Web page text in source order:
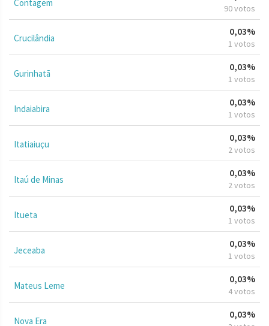
Contagem 90 votos
Crucilândia
0,03%
1 votos
Gurinhatã
0,03%
1 votos
Indaiabira
0,03%
1 votos
Itatiaiuçu
0,03%
2 votos
Itaú de Minas
0,03%
2 votos
Itueta
0,03%
1 votos
Jeceaba
0,03%
1 votos
Mateus Leme
0,03%
4 votos
Nova Era
0,03%